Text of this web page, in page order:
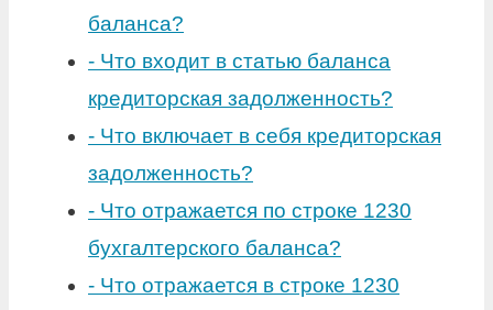
баланса?
- Что входит в статью баланса
кредиторская задолженность?
- Что включает в себя кредиторская
задолженность?
- Что отражается по строке 1230
бухгалтерского баланса?
- Что отражается в строке 1230